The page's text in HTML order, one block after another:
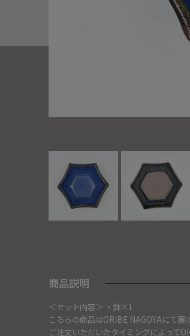
商品説明
＜セット内容＞ ・鉢×1
こちらの商品はORIBE NAGOYAにて展
ご注文いただいたタイミングによって